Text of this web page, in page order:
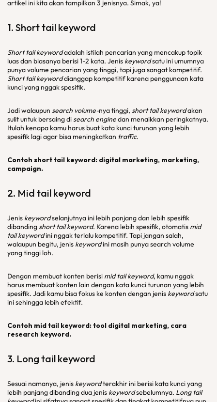
artikel ini kita akan tampilkan 3 jenisnya. Simak, ya!
1. Short tail keyword
Short tail keywordadalah istilah pencarian yang mencakup topik
luas dan biasanya berisi 1-2 kata. Jenis keywordsatu ini umumnya
punya volume pencarian yang tinggi, tapi juga sangat kompetitif.
Short tail keyworddianggap kompetitif karena penggunaan kata
kunci yang nggak spesifik.
Jadi walaupun search volume-nya tinggi, short tail keywordakan
sulit untuk bersaing di search enginedan menaikkan peringkatnya.
Itulah kenapa kamu harus buat kata kunci turunan yang lebih
spesifik lagi agar bisa meningkatkan traffic.
Contoh short tail keyword: digital marketing, marketing,
campaign.
2. Mid tail keyword
Jenis keywordselanjutnya ini lebih panjang dan lebih spesifik
dibanding short tail keyword. Karena lebih spesifik, otomatis mid
tail keywordini nggak terlalu kompetitif. Tapi jangan salah,
walaupun begitu, jenis keywordini masih punya search volume
yang tinggi loh.
Dengan membuat konten berisi mid tail keyword, kamu nggak
harus membuat konten lain dengan kata kunci turunan yang lebih
spesifik. Jadi kamu bisa fokus ke konten dengan jenis keywordsatu
ini sehingga lebih efektif.
Contoh mid tail keyword: tool digital marketing, cara
research keyword.
3. Long tail keyword
Sesuai namanya, jenis keywordterakhir ini berisi kata kunci yang
lebih panjang dibanding dua jenis keywordsebelumnya. Long tail